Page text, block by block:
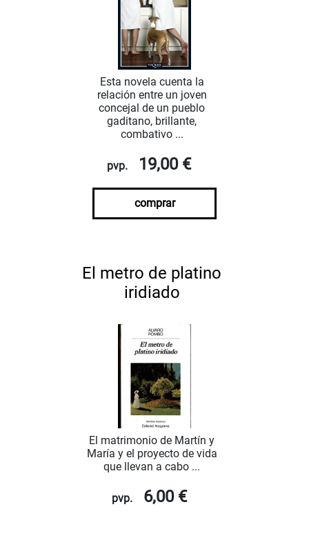
Esta novela cuenta la
relación entre un joven
concejal de un pueblo
gaditano, brillante,
combativo ...
pvp. 19,00 €
comprar
El metro de platino
iridiado
El matrimonio de Martín y
María y el proyecto de vida
que llevan a cabo ...
pvp. 6,00 €